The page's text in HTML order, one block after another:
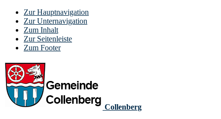
Zur Hauptnavigation
Zur Unternavigation
Zum Inhalt
Zur Seitenleiste
Zum Footer
Collenberg